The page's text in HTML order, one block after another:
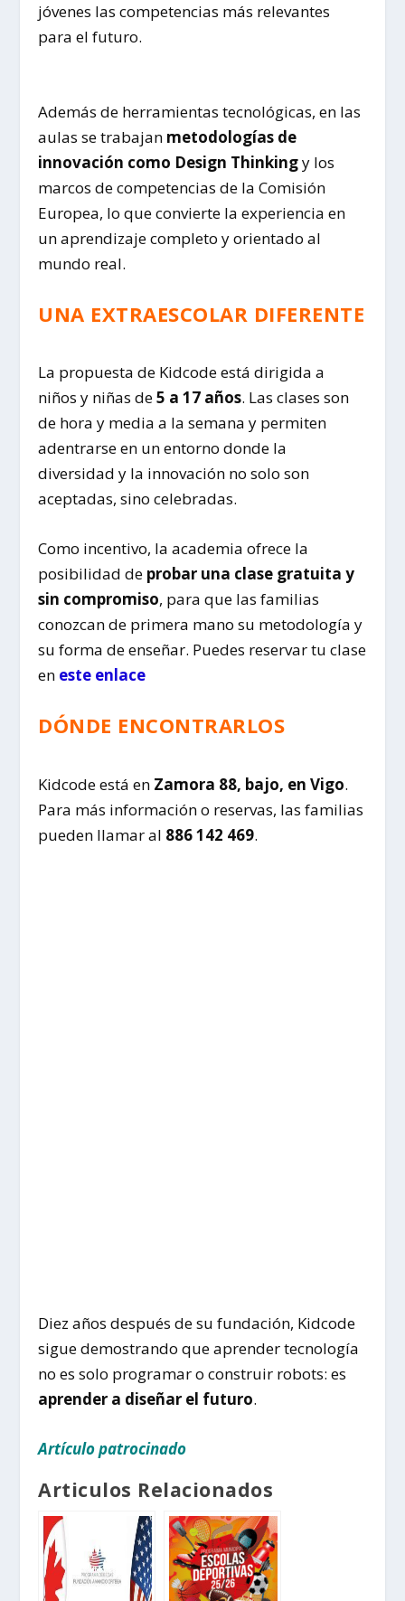
jóvenes las competencias más relevantes
para el futuro.
Además de herramientas tecnológicas, en las
aulas se trabajan metodologías de
innovación como Design Thinkingy los
marcos de competencias de la Comisión
Europea, lo que convierte la experiencia en
un aprendizaje completo y orientado al
mundo real.
UNA EXTRAESCOLAR DIFERENTE
La propuesta de Kidcode está dirigida a
niños y niñas de5 a 17 años. Las clases son
de hora y media a la semana y permiten
adentrarse en un entorno donde la
diversidad y la innovación no solo son
aceptadas, sino celebradas.
Como incentivo, la academia ofrece la
posibilidad de probar una clase gratuita y
sin compromiso, para que las familias
conozcan de primera mano su metodología y
su forma de enseñar. Puedes reservar tu clase
en este enlace
DÓNDE ENCONTRARLOS
Kidcode está en Zamora 88, bajo, en Vigo.
Para más información o reservas, las familias
pueden llamar al 886 142 469.
Diez años después de su fundación, Kidcode
sigue demostrando que aprender tecnología
no es solo programar o construir robots: es
aprender a diseñar el futuro.
Artículo patrocinado
Articulos Relacionados